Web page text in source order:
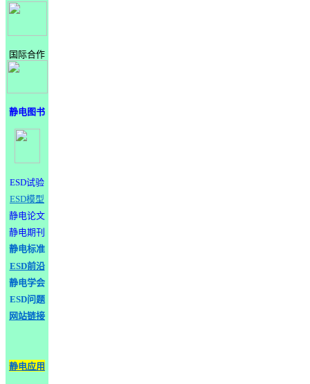
国际合作
静电图书
ESD试验
ESD模型
静电论文
静电期刊
静电标准
ESD前沿
静电学会
ESD问题
网站链接
静电应用